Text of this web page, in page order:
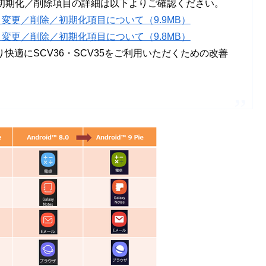
化／削除項目の詳細は以下よりご確認ください。
更／削除／初期化項目について（9.9MB）
更／削除／初期化項目について（9.8MB）
適にSCV36・SCV35をご利用いただくための改善